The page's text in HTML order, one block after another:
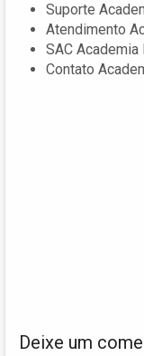
Suporte
Atendimento
SAC Academia
Contato
Deixe um